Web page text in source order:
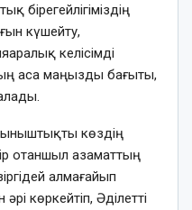
бірегейлігіміздің
күшейту,
келісімді
аса маңызды бағыты,
көздің
отаншыл азаматтың
алмағайып
көркейтіп, Әділетті